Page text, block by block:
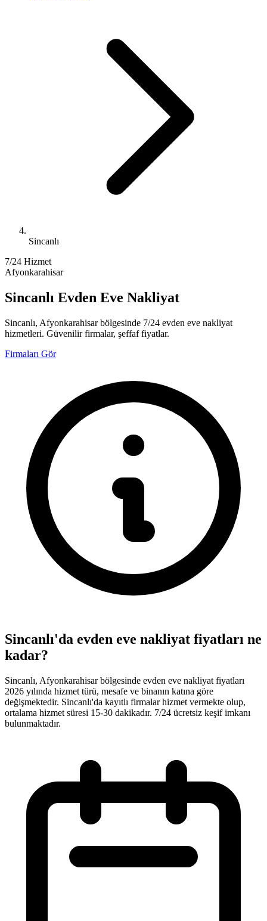
Sincanlı
7/24 Hizmet
Afyonkarahisar
Sincanlı Evden Eve Nakliyat
Sincanlı, Afyonkarahisar bölgesinde 7/24 evden eve nakliyat
hizmetleri. Güvenilir firmalar, şeffaf fiyatlar.
Firmaları Gör
Sincanlı'da evden eve nakliyat fiyatları ne
kadar?
Sincanlı, Afyonkarahisar bölgesinde evden eve nakliyat fiyatları
2026 yılında hizmet türü, mesafe ve binanın katına göre
değişmektedir. Sincanlı'da kayıtlı firmalar hizmet vermekte olup,
ortalama hizmet süresi 15-30 dakikadır. 7/24 ücretsiz keşif imkanı
bulunmaktadır.